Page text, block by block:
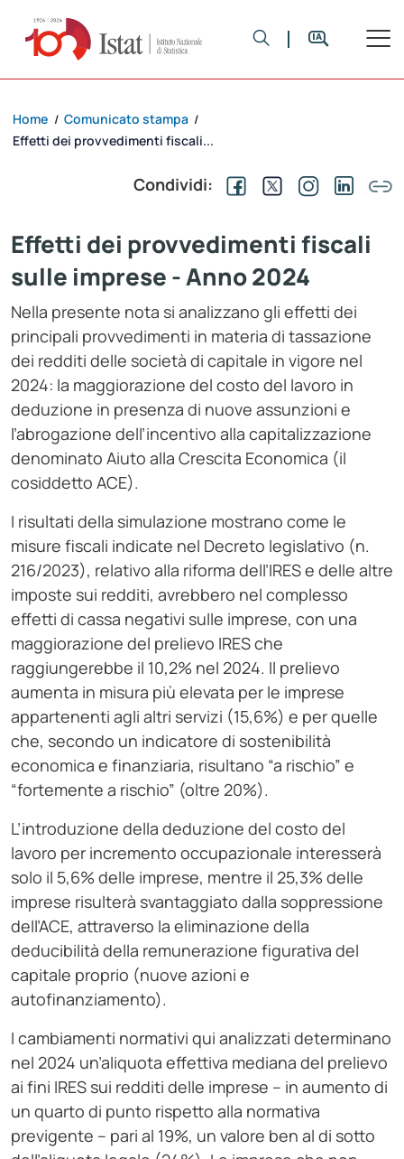
Home / Comunicato stampa /
Effetti dei provvedimenti fiscali...
Condividi:
Effetti dei provvedimenti fiscali
sulle imprese - Anno 2024
Nella presente nota si analizzano gli effetti dei
principali provvedimenti in materia di tassazione
dei redditi delle società di capitale in vigore nel
2024: la maggiorazione del costo del lavoro in
deduzione in presenza di nuove assunzioni e
l’abrogazione dell’incentivo alla capitalizzazione
denominato Aiuto alla Crescita Economica (il
cosiddetto ACE).
I risultati della simulazione mostrano come le
misure fiscali indicate nel Decreto legislativo (n.
216/2023), relativo alla riforma dell’IRES e delle altre
imposte sui redditi, avrebbero nel complesso
effetti di cassa negativi sulle imprese, con una
maggiorazione del prelievo IRES che
raggiungerebbe il 10,2% nel 2024. Il prelievo
aumenta in misura più elevata per le imprese
appartenenti agli altri servizi (15,6%) e per quelle
che, secondo un indicatore di sostenibilità
economica e finanziaria, risultano “a rischio” e
“fortemente a rischio” (oltre 20%).
L’introduzione della deduzione del costo del
lavoro per incremento occupazionale interesserà
solo il 5,6% delle imprese, mentre il 25,3% delle
imprese risulterà svantaggiato dalla soppressione
dell’ACE, attraverso la eliminazione della
deducibilità della remunerazione figurativa del
capitale proprio (nuove azioni e
autofinanziamento).
I cambiamenti normativi qui analizzati determinano
nel 2024 un’aliquota effettiva mediana del prelievo
ai fini IRES sui redditi delle imprese – in aumento di
un quarto di punto rispetto alla normativa
previgente – pari al 19%, un valore ben al di sotto